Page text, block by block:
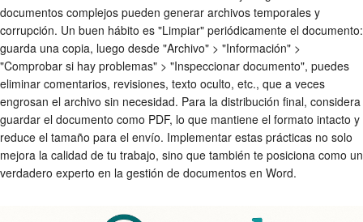
documentos complejos pueden generar archivos temporales y
corrupción. Un buen hábito es "Limpiar" periódicamente el documento:
guarda una copia, luego desde "Archivo" > "Información" >
"Comprobar si hay problemas" > "Inspeccionar documento", puedes
eliminar comentarios, revisiones, texto oculto, etc., que a veces
engrosan el archivo sin necesidad. Para la distribución final, considera
guardar el documento como PDF, lo que mantiene el formato intacto y
reduce el tamaño para el envío. Implementar estas prácticas no solo
mejora la calidad de tu trabajo, sino que también te posiciona como un
verdadero experto en la gestión de documentos en Word.